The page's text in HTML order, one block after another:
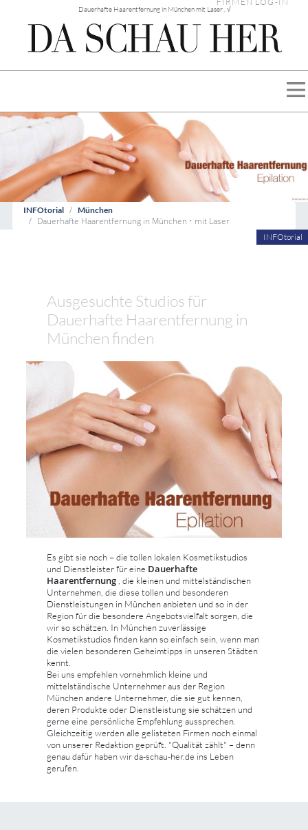
Dauerhafte Haarentfernung in München mit Laser , √
INFOtorial München
Dauerhafte Haarentfernung in München • mit Laser
INFOtorial
Ausgesuchte Studios für
Dauerhafte Haarentfernung in
München finden
Es gibt sie noch – die tollen lokalen Kosmetikstudios
und Dienstleister für eine Dauerhafte
Haarentfernung , die kleinen und mittelständischen
Unternehmen, die diese tollen und besonderen
Dienstleistungen in München anbieten und so in der
Region für die besondere Angebotsvielfalt sorgen, die
wir so schätzen. In München zuverlässige
Kosmetikstudios finden kann so einfach sein, wenn man
die vielen besonderen Geheimtipps in unseren Städten
kennt.
Bei uns empfehlen vornehmlich kleine und
mittelständische Unternehmer aus der Region
München andere Unternehmer, die sie gut kennen,
deren Produkte oder Dienstleistung sie schätzen und
gerne eine persönliche Empfehlung aussprechen.
Gleichzeitig werden alle gelisteten Firmen noch einmal
von unserer Redaktion geprüft. "Qualität zählt" – denn
genau dafür haben wir da-schau-her.de ins Leben
gerufen.